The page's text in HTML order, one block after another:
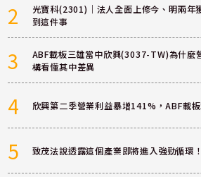
2
光寶科(2301)｜法人全面上修今、明兩年
到這件事
3
ABF載板三雄當中欣興(3037-TW)為什麼
構看懂其中差異
4 欣興第二季營業利益暴增141%，ABF載
5 致茂法說透露這個產業即將進入強勁循環！